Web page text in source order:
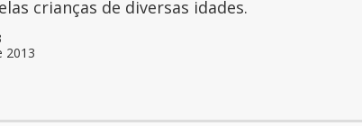
crianças de diversas idades.
2013